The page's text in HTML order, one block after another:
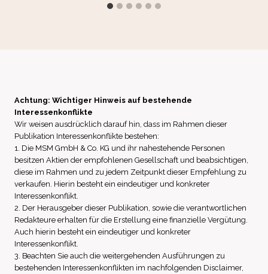
Achtung: Wichtiger Hinweis auf bestehende
Interessenkonflikte
Wir weisen ausdrücklich darauf hin, dass im Rahmen dieser
Publikation Interessenkonflikte bestehen:
1. Die MSM GmbH & Co. KG und ihr nahestehende Personen
besitzen Aktien der empfohlenen Gesellschaft und beabsichtigen,
diese im Rahmen und zu jedem Zeitpunkt dieser Empfehlung zu
verkaufen. Hierin besteht ein eindeutiger und konkreter
Interessenkonflikt.
2. Der Herausgeber dieser Publikation, sowie die verantwortlichen
Redakteure erhalten für die Erstellung eine finanzielle Vergütung.
Auch hierin besteht ein eindeutiger und konkreter
Interessenkonflikt.
3. Beachten Sie auch die weitergehenden Ausführungen zu
bestehenden Interessenkonflikten im nachfolgenden Disclaimer,